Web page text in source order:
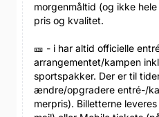
morgenmåltid (og ikke
pris og kvalitet.
🎫 - i har altid officielle
arrangementet/kampen
sportspakker. Der er til
ændre/opgradere entré-/
merpris). Billetterne